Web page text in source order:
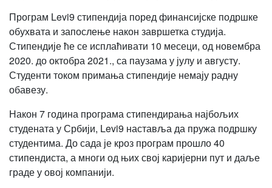
Програм Levi9 стипендија поред финансијске подршке
обухвата и запослење након завршетка студија.
Стипендије ће се исплаћивати 10 месеци, од новембра
2020. до октобра 2021., са паузама у јулу и августу.
Студенти током примања стипендије немају радну
обавезу.
Након 7 година програма стипендирања најбољих
студената у Србији, Levi9 наставља да пружа подршку
студентима. До сада је кроз програм прошло 40
стипендиста, а многи од њих свој каријерни пут и даље
граде у овој компанији.